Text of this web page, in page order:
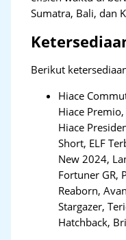
Sumatra, Bali, dan
Berikut
Hiace
Hiace
Hiace
Short, ELF
New 2024,
Fortuner GR,
Reaborn,
Stargazer,
Hatchback,